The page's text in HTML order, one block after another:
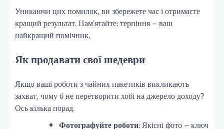
Уникаючи цих помилок, ви збережете час і отримаєте
кращий результат. Пам’ятайте: терпіння – ваш
найкращий помічник.
Як продавати свої шедеври
Якщо ваші роботи з чайних пакетиків викликають
захват, чому б не перетворити хобі на джерело доходу?
Ось кілька порад.
Фотографуйте роботи: Якісні фото – ключ